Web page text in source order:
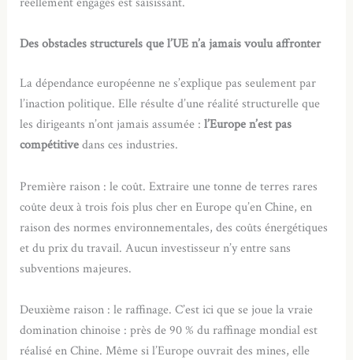
Des obstacles structurels que l’UE n’a jamais voulu affronter
La dépendance européenne ne s’explique pas seulement par
l’inaction politique. Elle résulte d’une réalité structurelle que
les dirigeants n’ont jamais assumée :l’Europe n’est pas
compétitivedans ces industries.
Première raison : le coût. Extraire une tonne de terres rares
coûte deux à trois fois plus cher en Europe qu’en Chine, en
raison des normes environnementales, des coûts énergétiques
et du prix du travail. Aucun investisseur n’y entre sans
subventions majeures.
Deuxième raison : le raffinage. C’est ici que se joue la vraie
domination chinoise : près de 90 % du raffinage mondial est
réalisé en Chine. Même si l’Europe ouvrait des mines, elle